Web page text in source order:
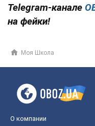
Telegram-канале
на фейки!
Моя Школа
О компании